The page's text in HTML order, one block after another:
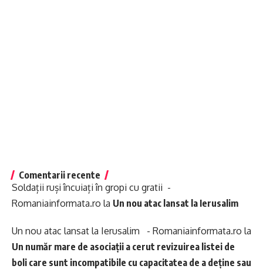
Comentarii recente
Soldații ruși încuiați în gropi cu gratii -
Romaniainformata.ro la Un nou atac lansat la Ierusalim
Un nou atac lansat la Ierusalim - Romaniainformata.ro la
Un număr mare de asociații a cerut revizuirea listei de
boli care sunt incompatibile cu capacitatea de a deține sau